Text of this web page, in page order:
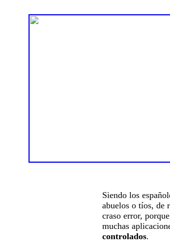
Siendo los
abuelos o tíos, de
craso error,
muchas
controlados.